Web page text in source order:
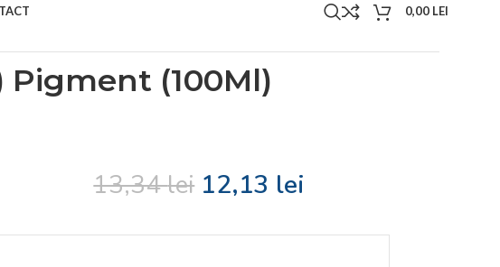
0,00 LEI
Pigment (100Ml)
13,34lei 12,13 lei